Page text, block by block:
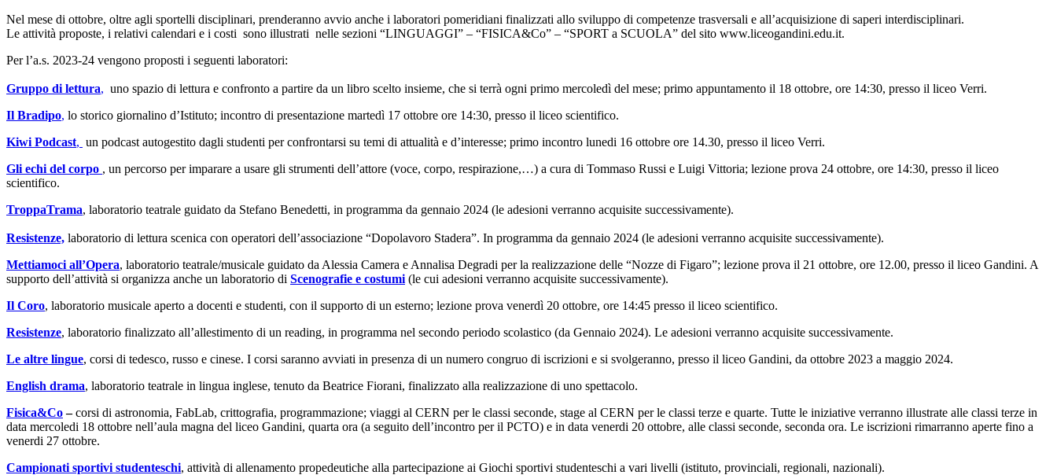
Nel mese di ottobre, oltre agli sportelli disciplinari, prenderanno avvio anche i laboratori pomeridiani finalizzati allo sviluppo di competenze trasversali e all’acquisizione di saperi interdisciplinari.
Le attività proposte, i relativi calendari e i costi sono illustrati nelle sezioni “LINGUAGGI” – “FISICA&Co” – “SPORT a SCUOLA” del sito www.liceogandini.edu.it.
Per l’a.s. 2023-24 vengono proposti i seguenti laboratori:
Gruppo di lettura, uno spazio di lettura e confronto a partire da un libro scelto insieme, che si terrà ogni primo mercoledì del mese; primo appuntamento il 18 ottobre, ore 14:30, presso il liceo Verri.
Il Bradipo, lo storico giornalino d’Istituto; incontro di presentazione martedì 17 ottobre ore 14:30, presso il liceo scientifico.
Kiwi Podcast, un podcast autogestito dagli studenti per confrontarsi su temi di attualità e d’interesse; primo incontro lunedi 16 ottobre ore 14.30, presso il liceo Verri.
Gli echi del corpo , un percorso per imparare a usare gli strumenti dell’attore (voce, corpo, respirazione,…) a cura di Tommaso Russi e Luigi Vittoria; lezione prova 24 ottobre, ore 14:30, presso il liceo
scientifico.
TroppaTrama, laboratorio teatrale guidato da Stefano Benedetti, in programma da gennaio 2024 (le adesioni verranno acquisite successivamente).
Resistenze, laboratorio di lettura scenica con operatori dell’associazione “Dopolavoro Stadera”. In programma da gennaio 2024 (le adesioni verranno acquisite successivamente).
Mettiamoci all’Opera, laboratorio teatrale/musicale guidato da Alessia Camera e Annalisa Degradi per la realizzazione delle “Nozze di Figaro”; lezione prova il 21 ottobre, ore 12.00, presso il liceo Gandini. A
supporto dell’attività si organizza anche un laboratorio di Scenografie e costumi (le cui adesioni verranno acquisite successivamente).
Il Coro, laboratorio musicale aperto a docenti e studenti, con il supporto di un esterno; lezione prova venerdì 20 ottobre, ore 14:45 presso il liceo scientifico.
Resistenze, laboratorio finalizzato all’allestimento di un reading, in programma nel secondo periodo scolastico (da Gennaio 2024). Le adesioni verranno acquisite successivamente.
Le altre lingue, corsi di tedesco, russo e cinese. I corsi saranno avviati in presenza di un numero congruo di iscrizioni e si svolgeranno, presso il liceo Gandini, da ottobre 2023 a maggio 2024.
English drama, laboratorio teatrale in lingua inglese, tenuto da Beatrice Fiorani, finalizzato alla realizzazione di uno spettacolo.
Fisica&Co–corsi di astronomia, FabLab, crittografia, programmazione; viaggi al CERN per le classi seconde, stage al CERN per le classi terze e quarte. Tutte le iniziative verranno illustrate alle classi terze in
data mercoledi 18 ottobre nell’aula magna del liceo Gandini, quarta ora (a seguito dell’incontro per il PCTO) e in data venerdi 20 ottobre, alle classi seconde, seconda ora. Le iscrizioni rimarranno aperte fino a
venerdi 27 ottobre.
Campionati sportivi studenteschi, attività di allenamento propedeutiche alla partecipazione ai Giochi sportivi studenteschi a vari livelli (istituto, provinciali, regionali, nazionali).